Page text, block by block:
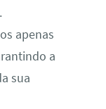
apenas
a
sua